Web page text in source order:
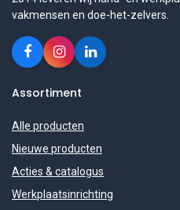
vakmensen en doe-het-zelvers.
Assortiment
Alle producten
Nieuwe producten
Acties & catalogus
Werkplaatsinrichting